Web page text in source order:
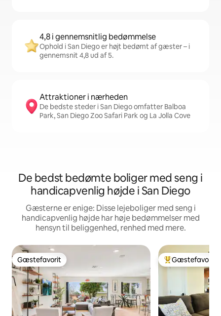
4,8 i gennemsnitlig bedømmelse
Ophold i San Diego er højt bedømt af gæster – i
gennemsnit 4,8 ud af 5.
Attraktioner i nærheden
De bedste steder i San Diego omfatter Balboa
Park, San Diego Zoo Safari Park og La Jolla Cove
De bedst bedømte boliger med seng i
handicapvenlig højde i San Diego
Gæsterne er enige: Disse lejeboliger med seng i
handicapvenlig højde har høje bedømmelser med
hensyn til beliggenhed, renhed med mere.
Gæstefavorit
Gæstefavorit Bedste
Gæstefavorit